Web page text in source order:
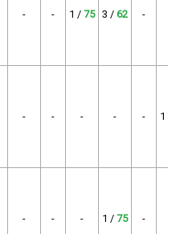
- - 1 / 75 3 / 62 -
- - - - - 1 /
- - - 1 / 75 -